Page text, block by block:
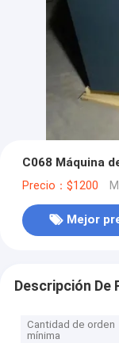
C068 Máquina
Precio：$1200
Mejor
Descripción De
Cantidad de orden
mínima